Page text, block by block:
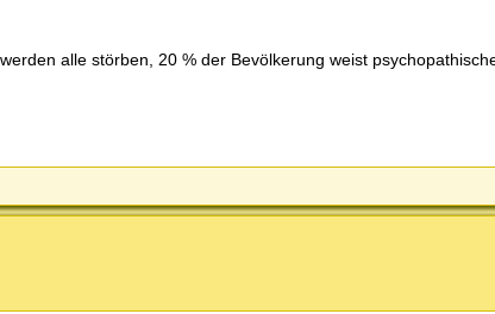
alle störben, 20 % der Bevölkerung weist